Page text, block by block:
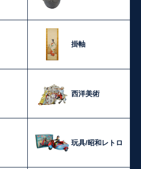
掛軸
西洋美術
玩具/昭和レトロ